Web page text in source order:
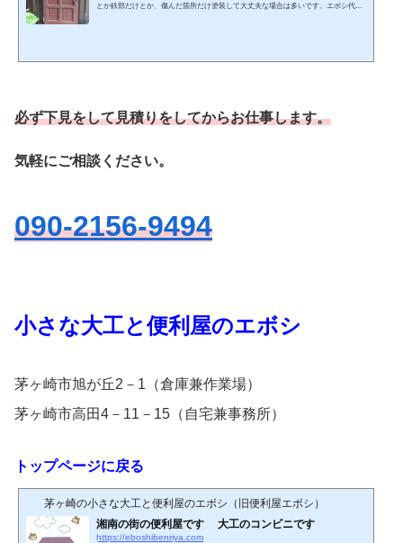
とか鉄部だけとか、傷んだ箇所だけ塗装して大丈夫な場合は多いです。エボシ代
必ず下見をして見積りをしてからお仕事します。
気軽にご相談ください。
090-2156-9494
小さな大工と便利屋のエボシ
茅ヶ崎市旭が丘2－1（倉庫兼作業場）
茅ヶ崎市高田4－11－15（自宅兼事務所）
トップページに戻る
茅ヶ崎の小さな大工と便利屋のエボシ（旧便利屋エボシ）
湘南の街の便利屋です 大工のコンビニです
https://eboshibenriya.com